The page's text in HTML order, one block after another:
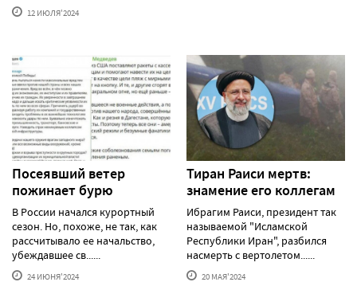
12 ИЮЛЯ'2024
Посеявший ветер
пожинает бурю
В России начался курортный
сезон. Но, похоже, не так, как
рассчитывало ее начальство,
убеждавшее св......
24 ИЮНЯ'2024
Тиран Раиси мертв:
знамение его коллегам
Ибрагим Раиси, президент так
называемой "Исламской
Республики Иран", разбился
насмерть с вертолетом......
20 МАЯ'2024